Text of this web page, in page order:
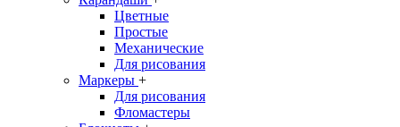
Цветные
Простые
Механические
Для рисования
Маркеры +
Для рисования
Фломастеры